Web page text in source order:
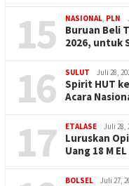
15 NASIONAL, PLN
Buruan Beli
2026, untuk
16 SULUT Juli 28,
Spirit HUT
Acara
17 ETALASE Juli 28,
Luruskan
Uang 18 M
BOLSEL Juli 27,